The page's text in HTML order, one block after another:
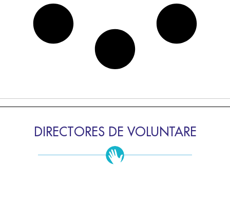
DIRECTORES DE VOLUNTARE